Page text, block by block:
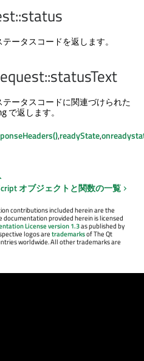
ータスコードを返します。
ータスコードに関連づけられた
で返します。
,readyState,
オブジェクトと関数の一覧
contributions included herein are the
provided herein is licensed
License version 1.3as published by
logos aretrademarksof The Qt
worldwide. All other trademarks are